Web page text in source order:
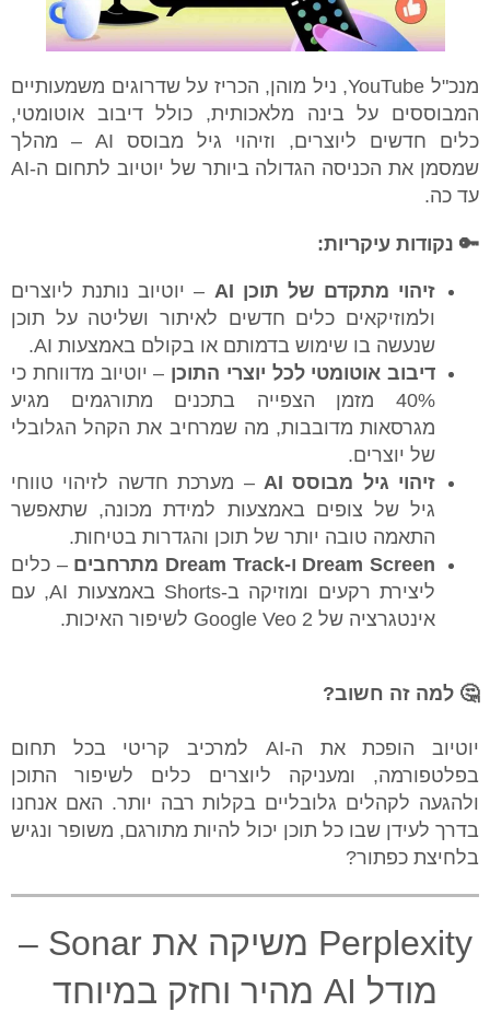
מנכ"ל YouTube, ניל מוהן, הכריז על שדרוגים משמעותיים
המבוססים על בינה מלאכותית, כולל דיבוב אוטומטי,
כלים חדשים ליוצרים, וזיהוי גיל מבוסס AI – מהלך
שמסמן את הכניסה הגדולה ביותר של יוטיוב לתחום ה-AI
עד כה.
🔑 נקודות עיקריות:
זיהוי מתקדם של תוכן AI
– יוטיוב נותנת ליוצרים
ולמוזיקאים כלים חדשים לאיתור ושליטה על תוכן
שנעשה בו שימוש בדמותם או בקולם באמצעות AI.
דיבוב אוטומטי לכל יוצרי התוכן – יוטיוב מדווחת כי
40% מזמן הצפייה בתכנים מתורגמים מגיע
מגרסאות מדובבות, מה שמרחיב את הקהל הגלובלי
של יוצרים.
זיהוי גיל מבוסס AI
– מערכת חדשה לזיהוי טווחי
גיל של צופים באמצעות למידת מכונה, שתאפשר
התאמה טובה יותר של תוכן והגדרות בטיחות.
Dream Screen ו-Dream Track מתרחבים
– כלים
ליצירת רקעים ומוזיקה ב-Shorts באמצעות AI, עם
אינטגרציה של Google Veo 2 לשיפור האיכות.
🤔 למה זה חשוב?
יוטיוב הופכת את ה-AI למרכיב קריטי בכל תחום
בפלטפורמה, ומעניקה ליוצרים כלים לשיפור התוכן
ולהגעה לקהלים גלובליים בקלות רבה יותר. האם אנחנו
בדרך לעידן שבו כל תוכן יכול להיות מתורגם, משופר ונגיש
בלחיצת כפתור?
Perplexity משיקה את Sonar –
מודל AI מהיר וחזק במיוחד